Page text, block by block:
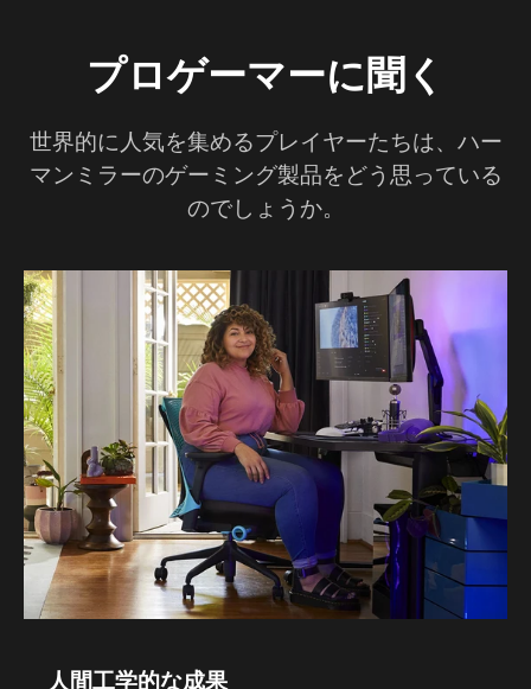
プロゲーマーに聞く
世界的に人気を集めるプレイヤーたちは、ハー
マンミラーのゲーミング製品をどう思っている
のでしょうか。
人間工学的な成果